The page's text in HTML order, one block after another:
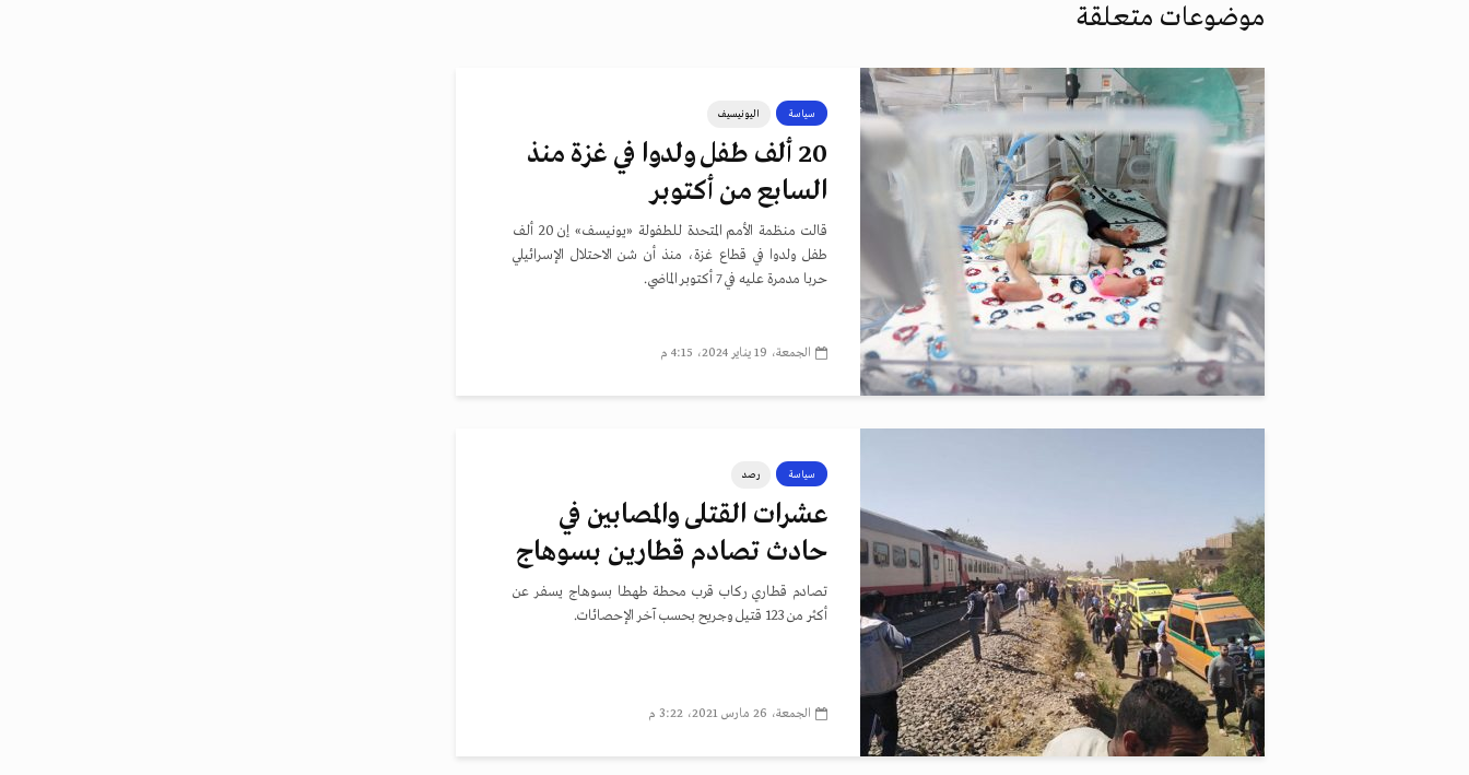
موضوعات متعلقة
سياسة اليونيسيف
20 ألف طفل ولدوا في غزة منذ
السابع من أكتوبر
قالت منظمة الأمم المتحدة للطفولة «يونيسف» إن 20 ألف
طفل ولدوا في قطاع غزة، منذ أن شن الاحتلال الإسرائيلي
حربا مدمرة عليه في 7 أكتوبر الماضي.
الجمعة، 19 يناير 2024، 4:15 م
سياسة رصد
عشرات القتلى والمصابين في
حادث تصادم قطارين بسوهاج
تصادم قطاري ركاب قرب محطة طهطا بسوهاج يسفر عن
أكثر من 123 قتيل وجريح بحسب آخر الإحصائات.
الجمعة، 26 مارس 2021، 3:22 م